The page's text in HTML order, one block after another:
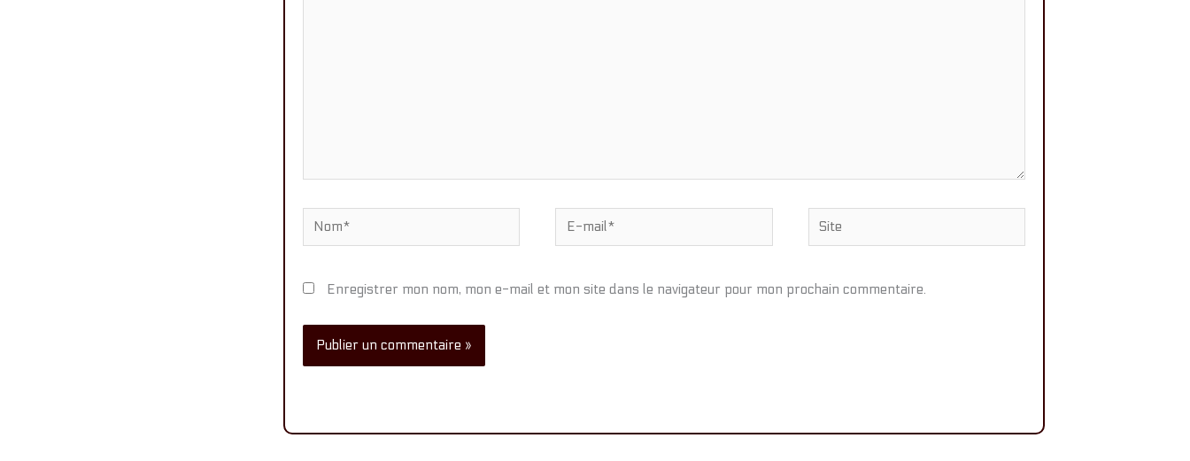
Nom*
E-
mail*
Site
Enregistrer mon nom, mon e-mail et mon site dans le navigateur pour mon prochain commentaire.